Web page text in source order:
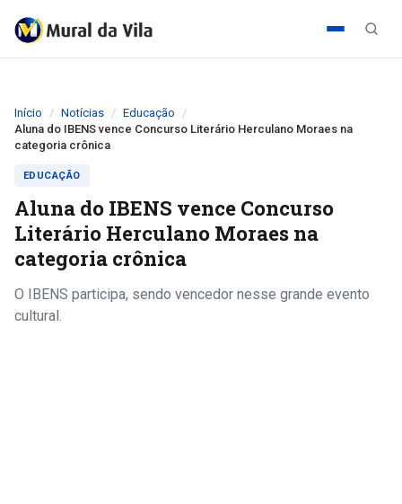
Início Notícias
Educação
Aluna do IBENS vence Concurso Literário Herculano Moraes na
categoria crônica
EDUCAÇÃO
Aluna do IBENS vence Concurso
Literário Herculano Moraes na
categoria crônica
O IBENS participa, sendo vencedor nesse grande evento
cultural.